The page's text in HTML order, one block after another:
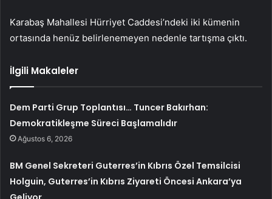
Karabaş Mahallesi Hürriyet Caddesi’ndeki iki kümenin
ortasında henüz belirlenemeyen nedenle tartışma çıktı.
İlgili Makaleler
Dem Parti Grup Toplantısı… Tuncer Bakırhan:
Demokratikleşme Süreci Başlamalıdır
Ağustos 6, 2026
BM Genel Sekreteri Guterres’in Kıbrıs Özel Temsilcisi
Holguin, Guterres’in Kıbrıs Ziyareti Öncesi Ankara’ya